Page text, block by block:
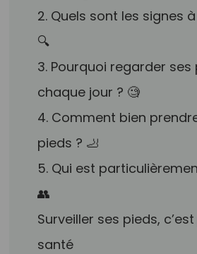
2. Quels sont les signes
🔍
3. Pourquoi regarder ses
chaque jour ? 🧐
4. Comment bien
pieds ? 🦶
5. Qui est
👥
Surveiller ses pieds,
santé